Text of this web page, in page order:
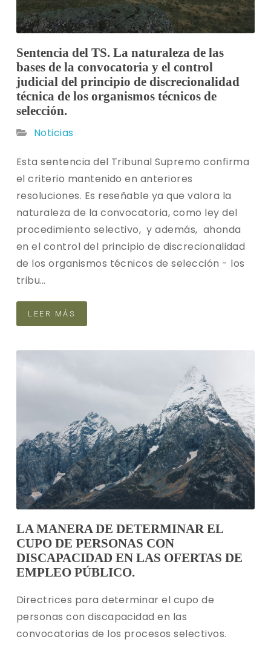
Sentencia del TS. La naturaleza de las
bases de la convocatoria y el control
judicial del principio de discrecionalidad
técnica de los organismos técnicos de
selección.
Noticias
Esta sentencia del Tribunal Supremo confirma
el criterio mantenido en anteriores
resoluciones. Es reseñable ya que valora la
naturaleza de la convocatoria, como ley del
procedimiento selectivo, y además, ahonda
en el control del principio de discrecionalidad
de los organismos técnicos de selección - los
tribu…
LEER MÁS
LA MANERA DE DETERMINAR EL
CUPO DE PERSONAS CON
DISCAPACIDAD EN LAS OFERTAS DE
EMPLEO PÚBLICO.
Directrices para determinar el cupo de
personas con discapacidad en las
convocatorias de los procesos selectivos.